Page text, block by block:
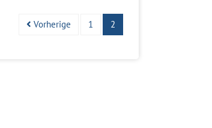
Vorherige 1 2